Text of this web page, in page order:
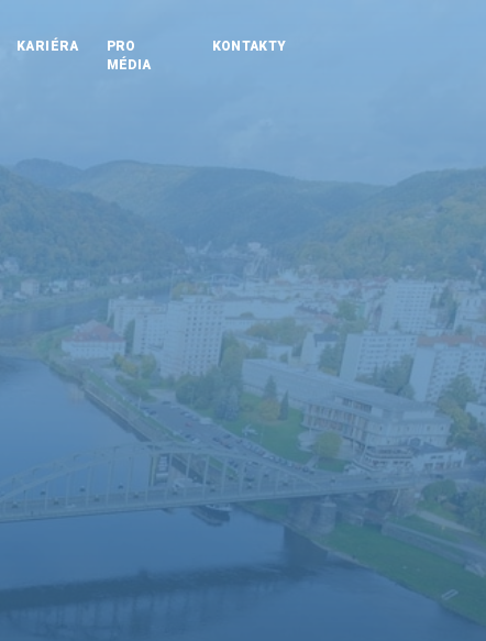
KARIÉRA
PRO
MÉDIA
KONTAKTY